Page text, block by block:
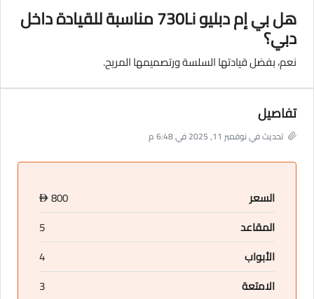
هل بي إم دبليو 730Li مناسبة للقيادة داخل
دبي؟
نعم، بفضل قيادتها السلسة ورتصميمها المريح.
تفاصيل
تحديث في نوفمبر 11, 2025 في 6:48 م
السعر D 800
المقاعد
5
الأبواب
4
الامتعة
3